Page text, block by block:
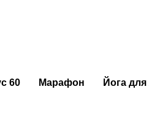
60 Марафон Йога